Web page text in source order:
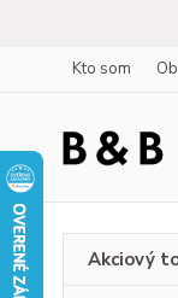
Kto som
Akciový